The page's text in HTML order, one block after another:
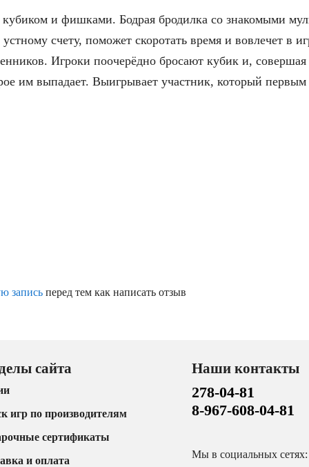
и фишками. Бодрая бродилка со знакомыми
счету, поможет скоротать время и вовлечет в
Игроки поочерёдно бросают кубик и, совершая
им выпадает. Выигрывает участник, который первым
запись перед тем как написать отзыв
сайта
игр по производителям
сертификаты
и оплата
Наши контакты
278-04-81
8-967-608-04-81
Мы в социальных сетях: